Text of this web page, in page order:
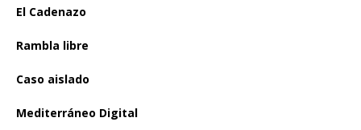
El Cadenazo
Rambla libre
Caso aislado
Mediterráneo Digital